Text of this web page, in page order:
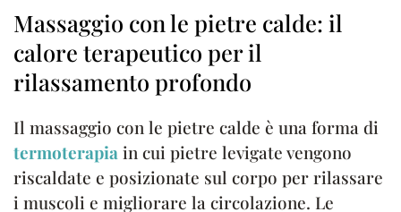
Massaggio con le pietre calde: il
calore terapeutico per il
rilassamento profondo
Il massaggio con le pietre calde è una forma di
termoterapiain cui pietre levigate vengono
riscaldate e posizionate sul corpo per rilassare
i muscoli e migliorare la circolazione. Le